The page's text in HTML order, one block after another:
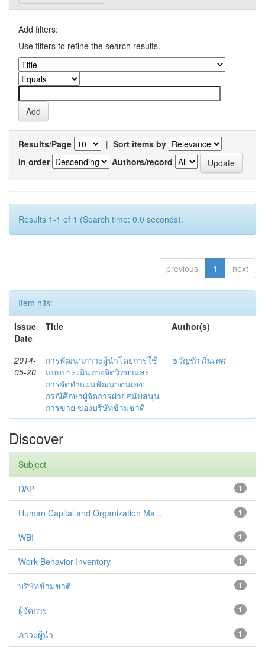
Add filters:
Use filters to refine the search results.
Results/Page | Sort items by
In order
Authors/record
Results 1-1 of 1 (Search time: 0.0 seconds).
previous 1 next
Item hits:
Issue
Date
Title Author(s)
2014-
05-20
การพัฒนาภาวะผู้นำโดยการใช้
แบบประเมินทางจิตวิทยาและ
การจัดทำแผนพัฒนาตนเอง:
กรณีศึกษาผู้จัดการฝ่ายสนับสนุน
การขาย ของบริษัทข้ามชาติ
ขวัญรัก ถิ่นเทศ
Discover
Subject
1
DAP
1
Human Capital and Organization Ma...
1
WBI
1
Work Behavior Inventory
1
บริษัทข้ามชาติ
1
ผู้จัดการ
1
ภาวะผู้นำ